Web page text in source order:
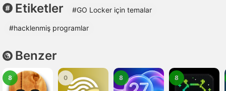
Etiketler #GO Locker için temalar
#hacklenmiş programlar
Benzer
8 0 8 8